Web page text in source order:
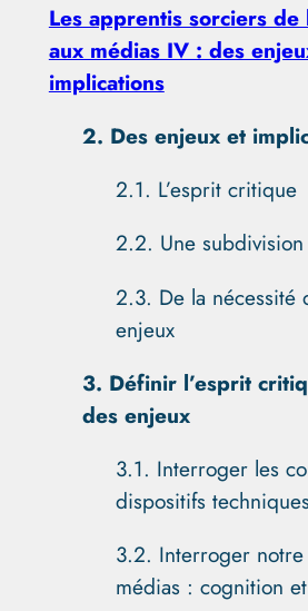
Les apprentis sorciers de
aux médias IV : des
implications
2. Des enjeux et
2.1. L’esprit critique
2.2. Une
2.3. De la nécessité
enjeux
3. Définir l’esprit
des enjeux
3.1. Interroger les
dispositifs
3.2. Interroger
médias : cognition